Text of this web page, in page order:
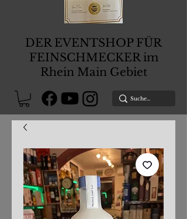
DER EVENTSHOP FÜR
FEINSCHMECKER im
Rhein Main Gebiet